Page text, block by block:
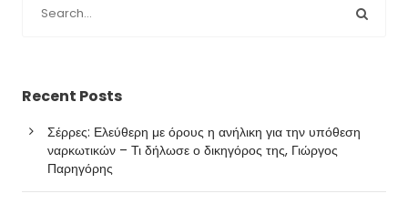
Recent Posts
Σέρρες: Ελεύθερη με όρους η ανήλικη για την υπόθεση
ναρκωτικών – Τι δήλωσε ο δικηγόρος της, Γιώργος
Παρηγόρης